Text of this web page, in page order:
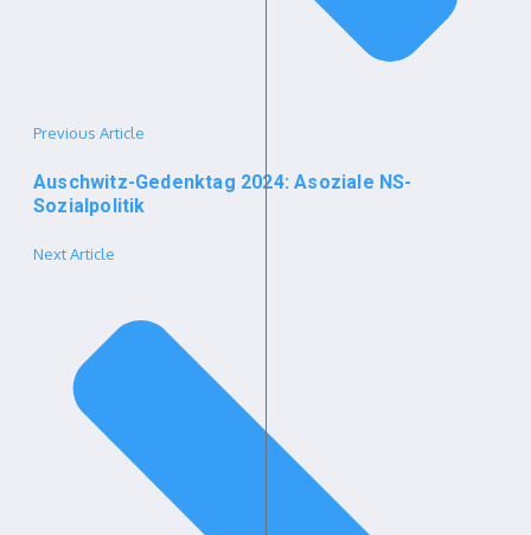
Previous Article
Auschwitz-Gedenktag 2024: Asoziale NS-
Sozialpolitik
Next Article